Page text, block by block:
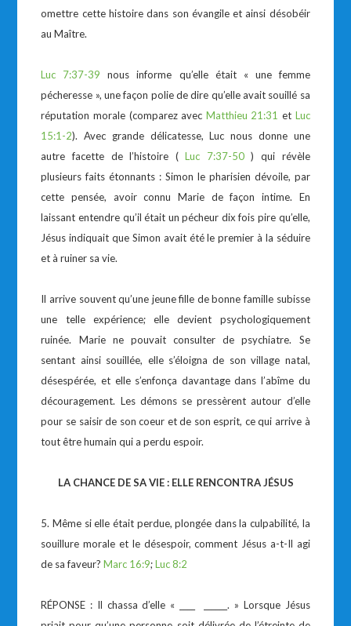
omettre cette histoire dans son évangile et ainsi désobéir
au Maître.
Luc 7:37-39 nous informe qu’elle était « une femme
pécheresse », une façon polie de dire qu’elle avait souillé sa
réputation morale (comparez avec Matthieu 21:31 et Luc
15:1-2). Avec grande délicatesse, Luc nous donne une
autre facette de l’histoire (Luc 7:37-50) qui révèle
plusieurs faits étonnants : Simon le pharisien dévoile, par
cette pensée, avoir connu Marie de façon intime. En
laissant entendre qu’il était un pécheur dix fois pire qu’elle,
Jésus indiquait que Simon avait été le premier à la séduire
et à ruiner sa vie.
Il arrive souvent qu’une jeune fille de bonne famille subisse
une telle expérience; elle devient psychologiquement
ruinée. Marie ne pouvait consulter de psychiatre. Se
sentant ainsi souillée, elle s’éloigna de son village natal,
désespérée, et elle s’enfonça davantage dans l’abîme du
découragement. Les démons se pressèrent autour d’elle
pour se saisir de son coeur et de son esprit, ce qui arrive à
tout être humain qui a perdu espoir.
LA CHANCE DE SA VIE : ELLE RENCONTRA JÉSUS
5. Même si elle était perdue, plongée dans la culpabilité, la
souillure morale et le désespoir, comment Jésus a-t-Il agi
de sa faveur?Marc 16:9;Luc 8:2
RÉPONSE : Il chassa d’elle « ____ ______. » Lorsque Jésus